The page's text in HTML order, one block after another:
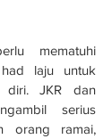
mematuhi
laju untuk
diri. JKR dan
serius
orang ramai,